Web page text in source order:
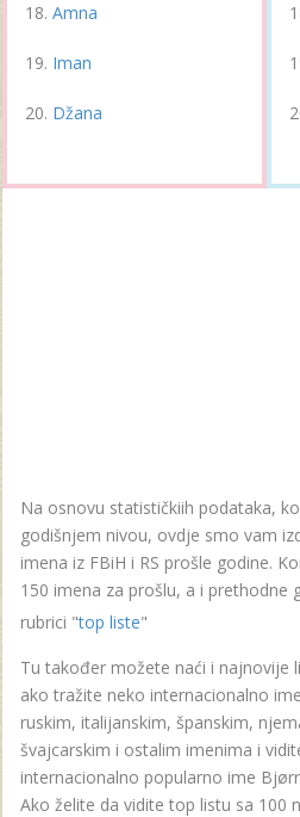
Amna
Iman
Džana
Na osnovu statističkiih podataka,
godišnjem nivou, ovdje smo vam
imena iz FBiH i RS prošle godine.
150 imena za prošlu, a i prethodne
rubrici "top liste"
Tu također možete naći i najnovije
ako tražite neko internacionalno
ruskim, italijanskim, španskim,
švajcarskim i ostalim imenima i
internacionalno popularno ime
Ako želite da vidite top listu sa 100